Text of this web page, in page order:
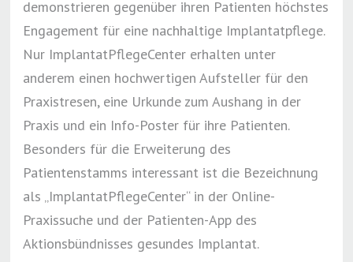
demonstrieren gegenüber ihren Patienten höchstes
Engagement für eine nachhaltige Implantatpflege.
Nur ImplantatPflegeCenter erhalten unter
anderem einen hochwertigen Aufsteller für den
Praxistresen, eine Urkunde zum Aushang in der
Praxis und ein Info-Poster für ihre Patienten.
Besonders für die Erweiterung des
Patientenstamms interessant ist die Bezeichnung
als „ImplantatPflegeCenter“ in der Online-
Praxissuche und der Patienten-App des
Aktionsbündnisses gesundes Implantat.